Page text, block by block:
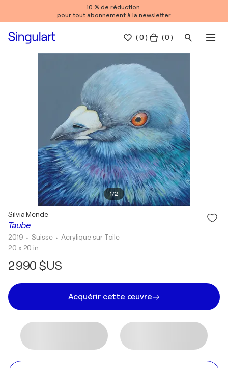
10 % de réduction
pour tout abonnement à la newsletter
(0 ) ( 0 )
1/2
Taube
Silvia Mende
2019 • Suisse •Acrylique sur Toile
20 x 20 in
2 990 $US
Acquérir cette œuvre